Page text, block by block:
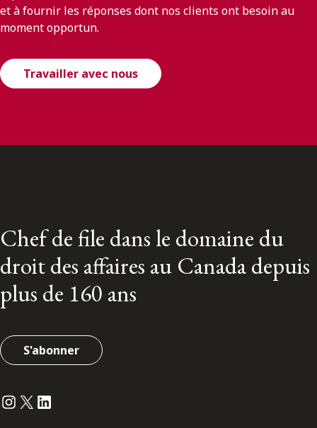
et à fournir les réponses dont nos clients ont besoin au
moment opportun.
Travailler avec nous
Chef de file dans le domaine du
droit des affaires au Canada depuis
plus de 160 ans
S'abonner
Instagram
Twitter
LinkedIn